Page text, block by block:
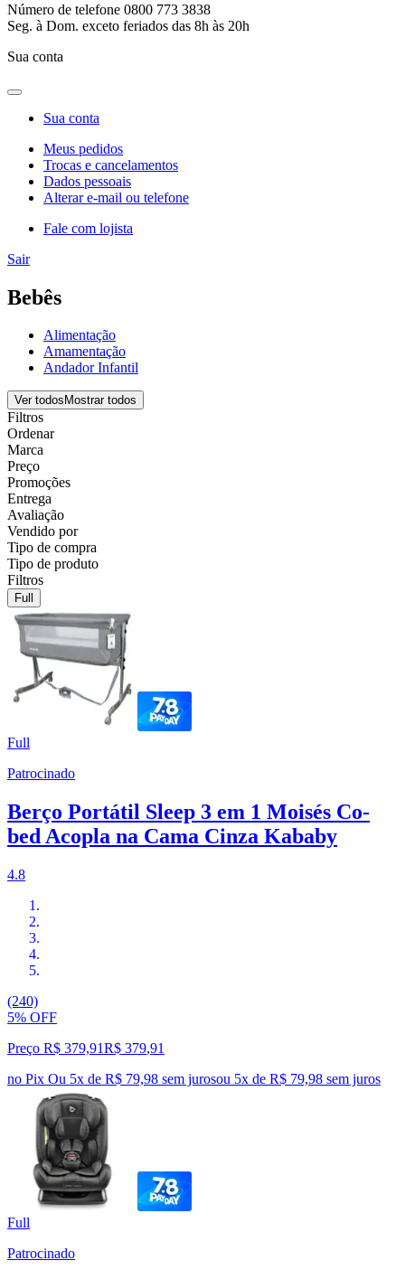
Número de telefone 0800 773 3838
Seg. à Dom. exceto feriados das 8h às 20h
Sua conta
Sua conta
Meus pedidos
Trocas e cancelamentos
Dados pessoais
Alterar e-mail ou telefone
Fale com lojista
Sair
Bebês
Alimentação
Amamentação
Andador Infantil
Ver todos Mostrar todos
Filtros
Ordenar
Marca
Preço
Promoções
Entrega
Avaliação
Vendido por
Tipo de compra
Tipo de produto
Filtros
Full
Full
Patrocinado
Berço Portátil Sleep 3 em 1 Moisés Co-
bed Acopla na Cama Cinza Kababy
4.8
(240)
5% OFF
Preço R$ 379,91R$ 379,91
no Pix Ou 5x de R$ 79,98 sem jurosou 5x de R$ 79,98 sem juros
Full
Patrocinado